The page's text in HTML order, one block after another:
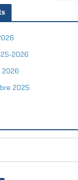
2026
2026
2025